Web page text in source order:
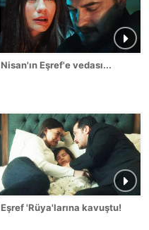
Nisan'ın Eşref'e vedası...
Eşref 'Rüya'larına kavuştu!